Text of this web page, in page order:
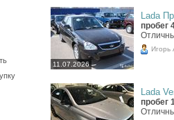
11.07.2026
Lada
пробег
Игорь
Lada
пробег